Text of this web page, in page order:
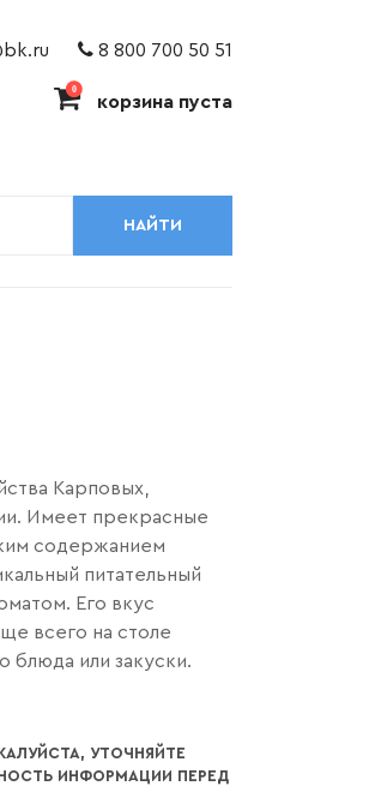
8 800 700 50 51
0
корзина пуста
НАЙТИ
Карповых,
Имеет прекрасные
содержанием
питательный
Его вкус
всего на столе
блюда или закуски.
УТОЧНЯЙТЕ
ИНФОРМАЦИИ ПЕРЕД